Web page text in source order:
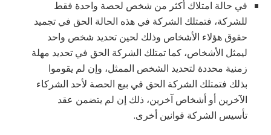
في حالة امتلاك أكثر من شخص لحصة واحدة فقط
للشركة، فتمتلك الشركة في هذه الحالة الحق في تجميد
حقوق هؤلاء الأشخاص وذلك لحين تحديد شخص واحد
ليمثل الأشخاص، كما تمتلك الشركة الحق في تحديد مهلة
زمنية محددة لتحديد الشخص الممثل، وإن لم يقوموا
بذلك فتمتلك الشركة الحق في بيع الحصة لأحد الشركاء
الآخرين أو أشخاص آخرين، ذلك إن لم يتضمن عقد
تأسيس الشركة قوانين أخرى.